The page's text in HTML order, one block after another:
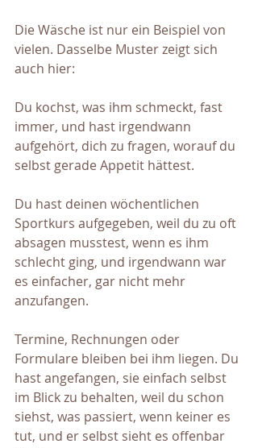
Die Wäsche ist nur ein Beispiel von
vielen. Dasselbe Muster zeigt sich
auch hier:
Du kochst, was ihm schmeckt, fast
immer, und hast irgendwann
aufgehört, dich zu fragen, worauf du
selbst gerade Appetit hättest.
Du hast deinen wöchentlichen
Sportkurs aufgegeben, weil du zu oft
absagen musstest, wenn es ihm
schlecht ging, und irgendwann war
es einfacher, gar nicht mehr
anzufangen.
Termine, Rechnungen oder
Formulare bleiben bei ihm liegen. Du
hast angefangen, sie einfach selbst
im Blick zu behalten, weil du schon
siehst, was passiert, wenn keiner es
tut, und er selbst sieht es offenbar